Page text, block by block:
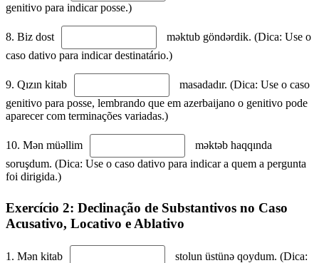
genitivo para indicar posse.)
8. Biz dost
məktub göndərdik. (Dica: Use o
caso dativo para indicar destinatário.)
9. Qızın kitab
masadadır. (Dica: Use o caso
genitivo para posse, lembrando que em azerbaijano o genitivo pode
aparecer com terminações variadas.)
10. Mən müəllim
məktəb haqqında
soruşdum. (Dica: Use o caso dativo para indicar a quem a pergunta
foi dirigida.)
Exercício 2: Declinação de Substantivos no Caso
Acusativo, Locativo e Ablativo
1. Mən kitab
stolun üstünə qoydum. (Dica: